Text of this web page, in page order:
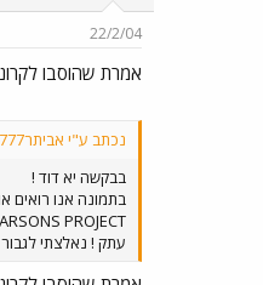
22/2/04
אמרת שהוסבו
נכתב ע"י אביתר777777777777777:
בבקשה יא דוד !
עתק ! נאלצתי